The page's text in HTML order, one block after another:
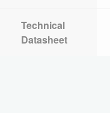
Technical
Datasheet